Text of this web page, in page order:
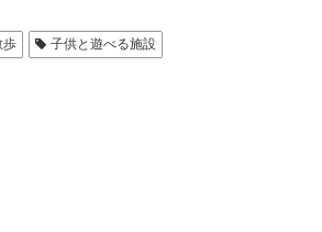
ail
歩 子供と遊べる施設